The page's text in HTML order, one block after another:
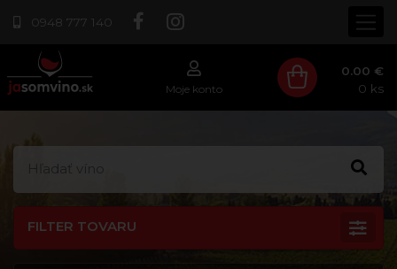
0948 777 140
Moje konto
0.00 €
0 ks
FILTER TOVARU